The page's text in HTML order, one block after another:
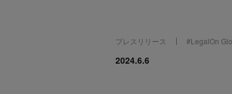
プレスリリース #LegalOn
2024.6.6